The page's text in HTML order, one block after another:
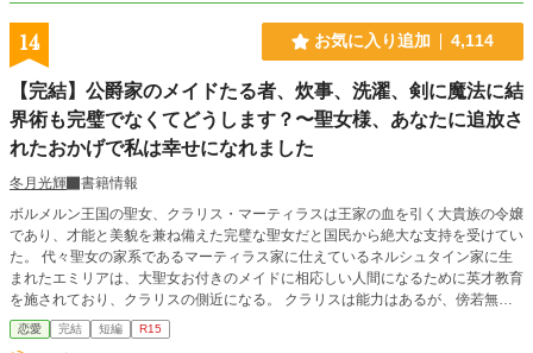
14 お気に入り追加 4,114
【完結】公爵家のメイドたる者、炊事、洗濯、剣に魔法に結
界術も完璧でなくてどうします？〜聖女様、あなたに追放さ
れたおかげで私は幸せになれました
冬月光輝
書籍情報
ボルメルン王国の聖女、クラリス・マーティラスは王家の血を引く大貴族の令嬢
であり、才能と美貌を兼ね備えた完璧な聖女だと国民から絶大な支持を受けてい
た。 代々聖女の家系であるマーティラス家に仕えているネルシュタイン家に生
まれたエミリアは、大聖女お付きのメイドに相応しい人間になるために英才教育
を施されており、クラリスの側近になる。 クラリスは能力はあるが、傍若無人
の上にサボり癖のあり、すぐに癇癪を起こす手の付けられない性格だった。 そ
れでも、エミリアは家を守るために懸命に彼女に尽くし努力する。クラリスがサ
恋愛 完結 短編 R15